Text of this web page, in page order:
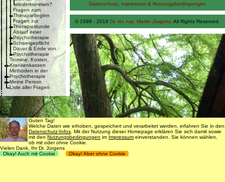
wiederkommen?
Fragen zum
Therapiebeginn
Fragen zur
Therapiestunde
Ablauf einer
Psychotherapie
Schweigepflicht
Dauer & Ende von
Psychotherapie
Termine, Kosten,
Krankenkassen
Methoden in der
Psychotherapie
Meine Person
Liste aller Fragen
Datenschutz Impressum & Nutzungsbedingungen
© 1998 - 2016 Dr. rer. nat. Martin Jürgens . All Rights Reserved.
Guten Tag!
Welche Daten wie erhoben, gespeichert und verarbeitet werden, erfahren Sie in den
Datenschutz-Infos . Mit der Nutzung dieser Homepage erklären Sie sich damit sowie
mit denNutzungsbedingungen im Impressum einverstanden. Sie können wählen,
ob mit oder ohne Cookie.
Vielen Dank, Ihr Dr. Jürgens
Okay! Auch mit Cookie
Okay! Aber ohne Cookie